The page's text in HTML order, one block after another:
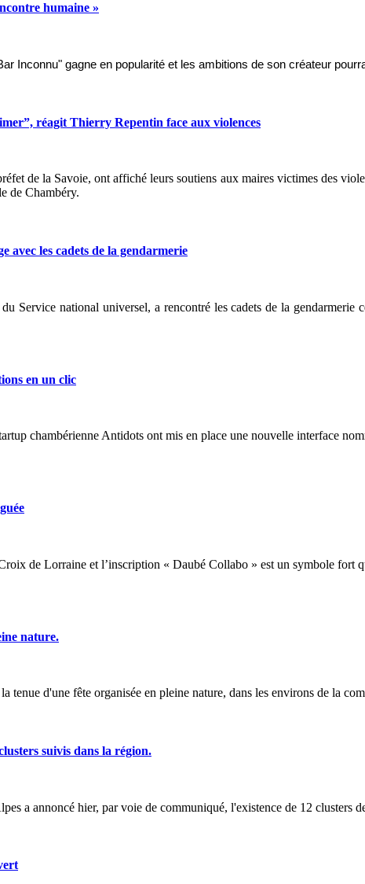
humaine »
Inconnu" gagne en popularité et les ambitions de son créateur
réagit Thierry Repentin face aux violences
de la Savoie, ont affiché leurs soutiens aux maires victimes des
de Chambéry.
avec les cadets de la gendarmerie
Service national universel, a rencontré les cadets de la
en un clic
chambérienne Antidots ont mis en place une nouvelle interface
de Lorraine et l’inscription « Daubé Collabo » est un symbole fort
nature.
tenue d'une fête organisée en pleine nature, dans les environs de la
suivis dans la région.
a annoncé hier, par voie de communiqué, l'existence de 12 clusters